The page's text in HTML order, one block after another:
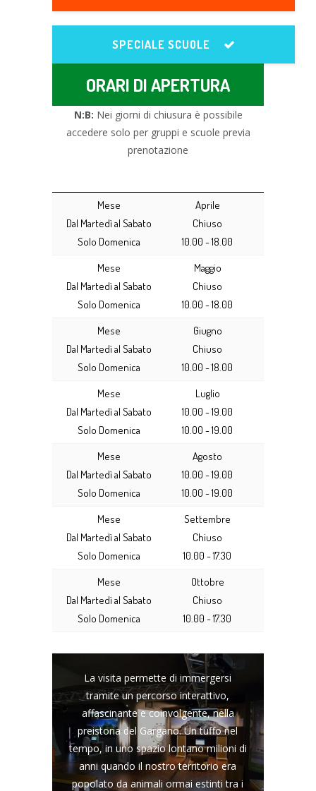
SPECIALE SCUOLE
ORARI DI APERTURA
N:B: Nei giorni di chiusura è possibile
accedere solo per gruppi e scuole previa
prenotazione
Mese
Aprile
Dal Martedì al Sabato
Chiuso
Solo Domenica
10.00 - 18.00
Mese
Maggio
Dal Martedì al Sabato
Chiuso
Solo Domenica
10.00 - 18.00
Mese
Giugno
Dal Martedì al Sabato
Chiuso
Solo Domenica
10.00 - 18.00
Mese
Luglio
Dal Martedì al Sabato
10.00 - 19.00
Solo Domenica
10.00 - 19.00
Mese
Agosto
Dal Martedì al Sabato
10.00 - 19.00
Solo Domenica
10.00 - 19.00
Mese
Settembre
Dal Martedì al Sabato
Chiuso
Solo Domenica
10.00 - 17.30
Mese
Ottobre
Dal Martedì al Sabato
Chiuso
Solo Domenica
10.00 - 17.30
La visita permette di immergersi
tramite un percorso interattivo,
affascinante e coinvolgente, nella
preistoria del Gargano. Un tuffo nel
tempo, in uno spazio lontano milioni di
anni quando il nostro territorio era
popolato da animali ormai estinti tra i